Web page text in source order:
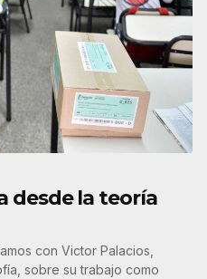
desde la teoría
con Victor Palacios,
sobre su trabajo como